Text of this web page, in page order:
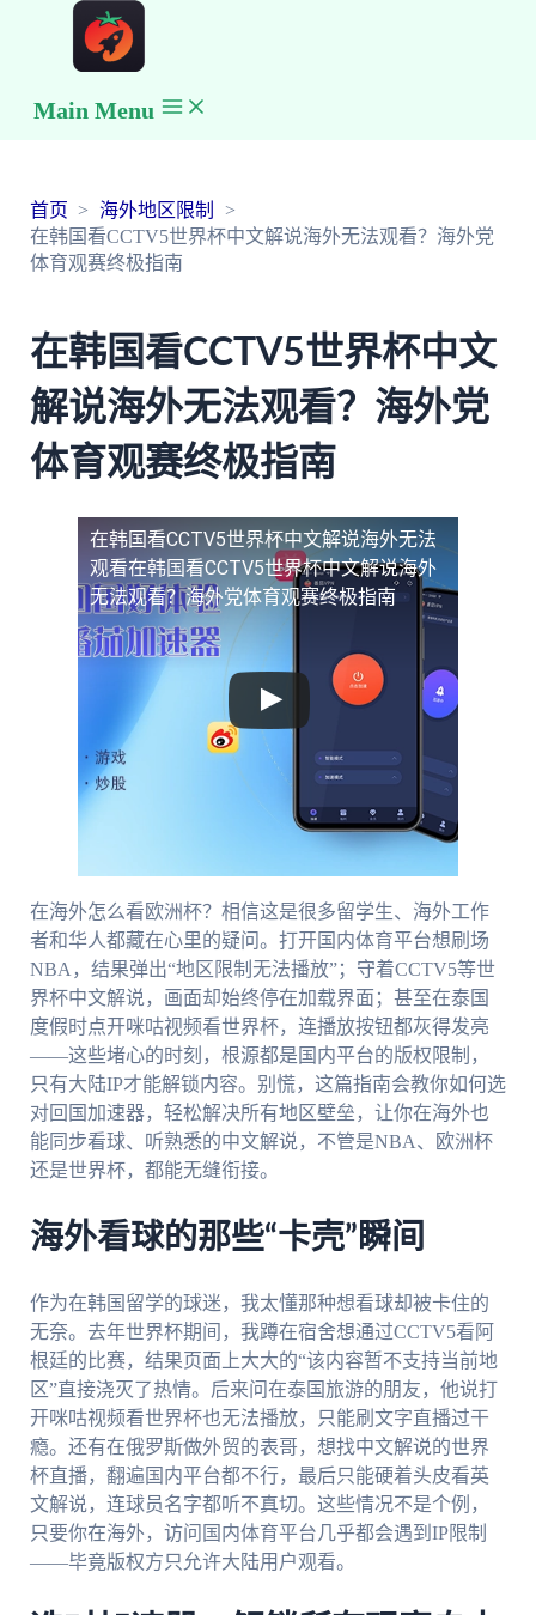
Main Menu
首页
海外地区限制
在韩国看CCTV5世界杯中文解说海外无法观看？海外党
体育观赛终极指南
在韩国看CCTV5世界杯中文
解说海外无法观看？海外党
体育观赛终极指南
在韩国看CCTV5世界杯中文解说海外无法
观看在韩国看CCTV5世界杯中文解说海外
无法观看？海外党体育观赛终极指南
在海外怎么看欧洲杯？相信这是很多留学生、海外工作
者和华人都藏在心里的疑问。打开国内体育平台想刷场
NBA，结果弹出“地区限制无法播放”；守着CCTV5等世
界杯中文解说，画面却始终停在加载界面；甚至在泰国
度假时点开咪咕视频看世界杯，连播放按钮都灰得发亮
——这些堵心的时刻，根源都是国内平台的版权限制，
只有大陆IP才能解锁内容。别慌，这篇指南会教你如何选
对回国加速器，轻松解决所有地区壁垒，让你在海外也
能同步看球、听熟悉的中文解说，不管是NBA、欧洲杯
还是世界杯，都能无缝衔接。
海外看球的那些“卡壳”瞬间
作为在韩国留学的球迷，我太懂那种想看球却被卡住的
无奈。去年世界杯期间，我蹲在宿舍想通过CCTV5看阿
根廷的比赛，结果页面上大大的“该内容暂不支持当前地
区”直接浇灭了热情。后来问在泰国旅游的朋友，他说打
开咪咕视频看世界杯也无法播放，只能刷文字直播过干
瘾。还有在俄罗斯做外贸的表哥，想找中文解说的世界
杯直播，翻遍国内平台都不行，最后只能硬着头皮看英
文解说，连球员名字都听不真切。这些情况不是个例，
只要你在海外，访问国内体育平台几乎都会遇到IP限制
——毕竟版权方只允许大陆用户观看。